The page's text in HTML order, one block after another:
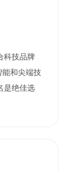
科技品牌
能和尖端技
是绝佳选